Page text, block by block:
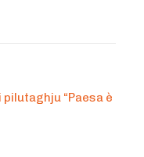
“Paesa è